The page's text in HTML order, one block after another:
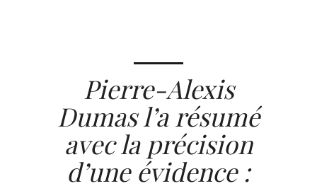
Pierre-Alexis
Dumas l’a résumé
avec la précision
d’une évidence :